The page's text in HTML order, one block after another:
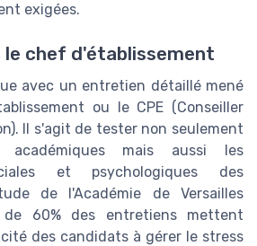
exigées.
chef d'établissement
avec un entretien détaillé mené
ou le CPE (Conseiller
Il s'agit de tester non seulement
académiques mais aussi les
et psychologiques des
de l'Académie de Versailles
60% des entretiens mettent
des candidats à gérer le stress